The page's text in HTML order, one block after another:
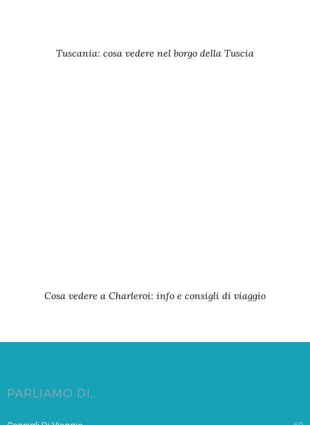
Tuscania: cosa vedere nel borgo della Tuscia
Cosa vedere a Charleroi: info e consigli di viaggio
PARLIAMO DI…